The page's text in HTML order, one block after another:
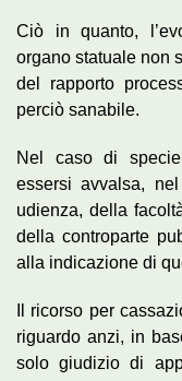
Ciò in quanto,
organo statuale non
del rapporto
perciò sanabile.
Nel caso di
essersi avvalsa,
udienza, della
della controparte
alla indicazione di
Il ricorso per
riguardo anzi, in
solo giudizio di